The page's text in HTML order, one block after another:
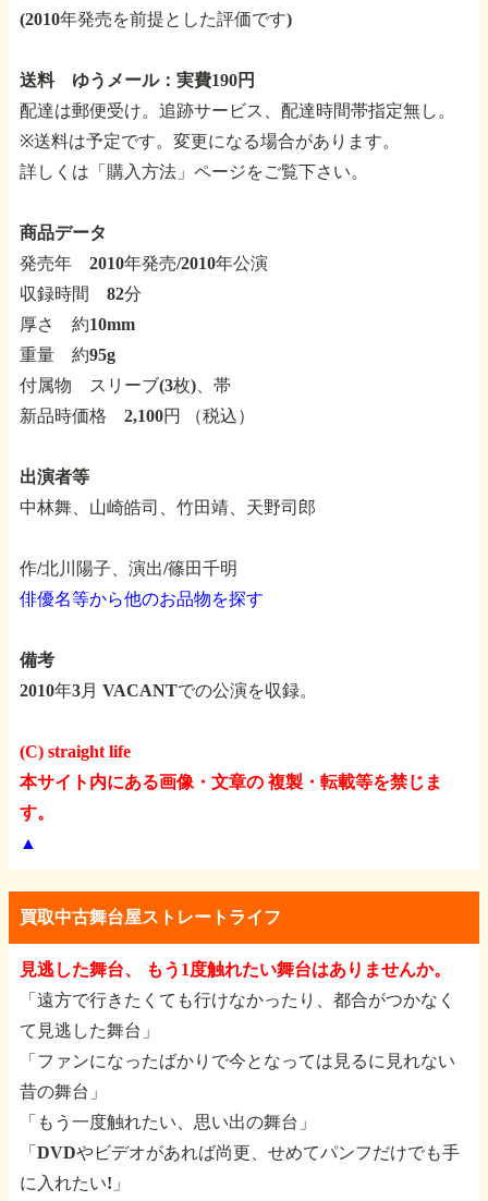
(2010年発売を前提とした評価です)
送料 ゆうメール：実費190円
配達は郵便受け。追跡サービス、配達時間帯指定無し。
※送料は予定です。変更になる場合があります。
詳しくは「購入方法」ページをご覧下さい。
商品データ
発売年 2010年発売/2010年公演
収録時間 82分
厚さ 約10mm
重量 約95g
付属物 スリーブ(3枚)、帯
新品時価格 2,100円 （税込）
出演者等
中林舞、山崎皓司、竹田靖、天野司郎
作/北川陽子、演出/篠田千明
俳優名等から他のお品物を探す
備考
2010年3月 VACANTでの公演を収録。
(C) straight life
本サイト内にある画像・文章の 複製・転載等を禁じま
す。
▲
買取中古舞台屋ストレートライフ
見逃した舞台、 もう1度触れたい舞台はありませんか。
「遠方で行きたくても行けなかったり、都合がつかなく
て見逃した舞台」
「ファンになったばかりで今となっては見るに見れない
昔の舞台」
「もう一度触れたい、思い出の舞台」
「DVDやビデオがあれば尚更、せめてパンフだけでも手
に入れたい!」